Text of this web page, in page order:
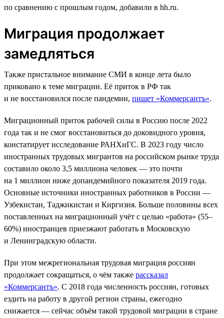
по сравнению с прошлым годом, добавили в hh.ru.
Миграция продолжает
замедляться
Также пристальное внимание СМИ в конце лета было
приковано к теме миграции. Её приток в РФ так
и не восстановился после пандемии, пишет «Коммерсантъ».
Миграционный приток рабочей силы в Россию после 2022
года так и не смог восстановиться до доковидного уровня,
констатирует исследование РАНХиГС. В 2023 году число
иностранных трудовых мигрантов на российском рынке труда
составило около 3,5 миллиона человек — это почти
на 1 миллион ниже допандемийного показателя 2019 года.
Основные источники иностранных работников в России —
Узбекистан, Таджикистан и Киргизия. Больше половины всех
поставленных на миграционный учёт с целью «работа» (55–
60%) иностранцев приезжают работать в Московскую
и Ленинградскую области.
При этом межрегиональная трудовая миграция россиян
продолжает сокращаться, о чём также рассказал
«Коммерсантъ». С 2018 года численность россиян, готовых
ездить на работу в другой регион страны, ежегодно
снижается — сейчас объём такой трудовой миграции в стране